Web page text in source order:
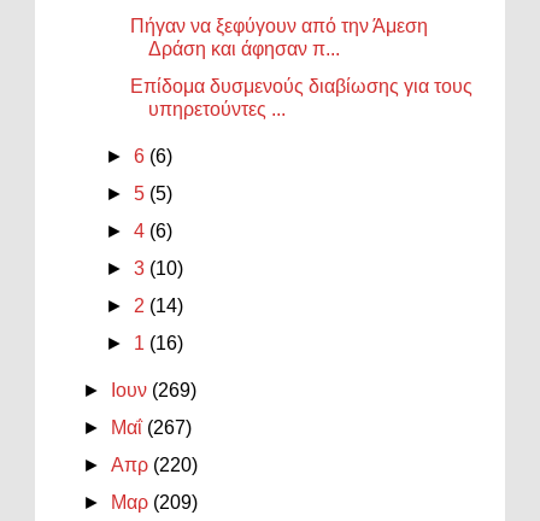
Πήγαν να ξεφύγουν από την Άμεση
Δράση και άφησαν π...
Επίδομα δυσμενούς διαβίωσης για τους
υπηρετούντες ...
►6 (6)
►5 (5)
►4 (6)
►3 (10)
► 2 (14)
► 1 (16)
► Ιουν (269)
►
Μαΐ (267)
►Απρ (220)
►
Μαρ (209)